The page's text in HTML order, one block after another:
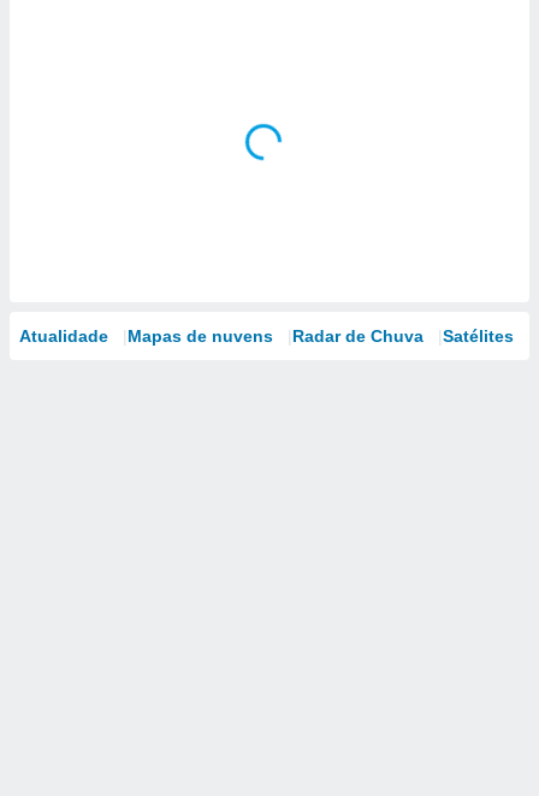
Atualidade Mapas de nuvens Radar de Chuva Satélites